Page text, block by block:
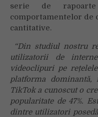
serie de
comportamentelor de
cantitative.
“Din studiul nostru
utilizatorii de
videoclipuri pe
platforma dominantă,
TikTok a cunoscut o
popularitate de 47%.
dintre utilizatori